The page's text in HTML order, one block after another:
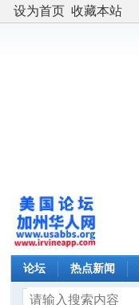
设为首页 收藏本站
论坛 热点新闻